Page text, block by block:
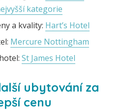
kategorie
a kvality: Hart’s Hotel
Mercure Nottingham
St James Hotel
ubytování za
cenu